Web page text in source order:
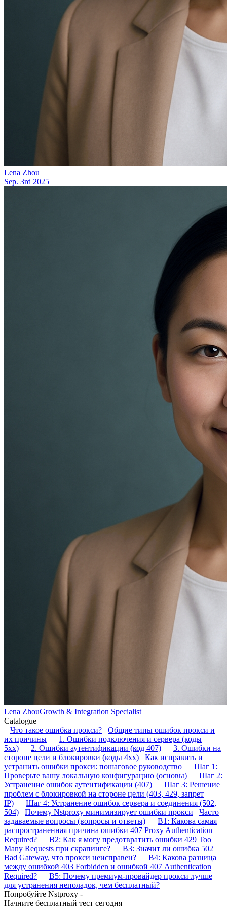
Lena Zhou
Sep. 3rd 2025
Lena ZhouGrowth & Integration Specialist
Catalogue
Что такое ошибка прокси?
Общие типы ошибок прокси и
их причины
1. Ошибки подключения и сервера (коды
5xx)
2. Ошибки аутентификации (код 407)
3. Ошибки на
стороне цели и блокировки (коды 4xx)
Как исправить и
устранить ошибки прокси: пошаговое руководство
Шаг 1:
Проверьте вашу локальную конфигурацию (основы)
Шаг 2:
Устранение ошибок аутентификации (407)
Шаг 3: Решение
проблем с блокировкой на стороне цели (403, 429, запрет
IP)
Шаг 4: Устранение ошибок сервера и соединения (502,
504)
Почему Nstproxy минимизирует ошибки прокси
Часто
задаваемые вопросы (вопросы и ответы)
В1: Какова самая
распространенная причина ошибки 407 Proxy Authentication
Required?
В2: Как я могу предотвратить ошибки 429 Too
Many Requests при скрапинге?
В3: Значит ли ошибка 502
Bad Gateway, что прокси неисправен?
В4: Какова разница
между ошибкой 403 Forbidden и ошибкой 407 Authentication
Required?
В5: Почему премиум-провайдер прокси лучше
для устранения неполадок, чем бесплатный?
Попробуйте Nstproxy -
Начните бесплатный тест сегодня